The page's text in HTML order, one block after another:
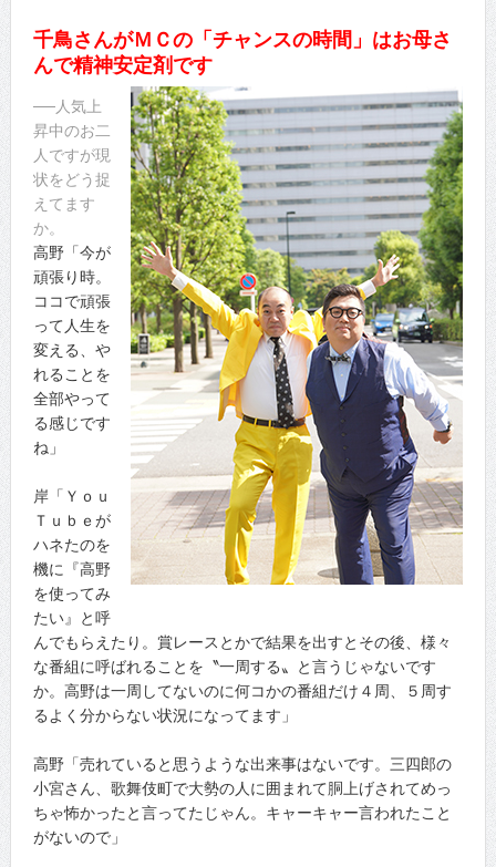
千鳥さんがＭＣの「チャンスの時間」はお母さ
んで精神安定剤です
──人気上
昇中のお二
人ですが現
状をどう捉
えてます
か。
高野「今が
頑張り時。
ココで頑張
って人生を
変える、や
れることを
全部やって
る感じです
ね」
岸「Ｙｏｕ
Ｔｕｂｅが
ハネたのを
機に『高野
を使ってみ
たい』と呼
んでもらえたり。賞レースとかで結果を出すとその後、様々
な番組に呼ばれることを〝一周する〟と言うじゃないです
か。高野は一周してないのに何コかの番組だけ４周、５周す
るよく分からない状況になってます」
高野「売れていると思うような出来事はないです。三四郎の
小宮さん、歌舞伎町で大勢の人に囲まれて胴上げされてめっ
ちゃ怖かったと言ってたじゃん。キャーキャー言われたこと
がないので」